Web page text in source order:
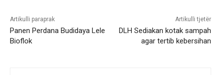
Artikulli paraprak
Panen Perdana Budidaya Lele
Bioflok
Artikulli tjetër
DLH Sediakan kotak sampah
agar tertib kebersihan